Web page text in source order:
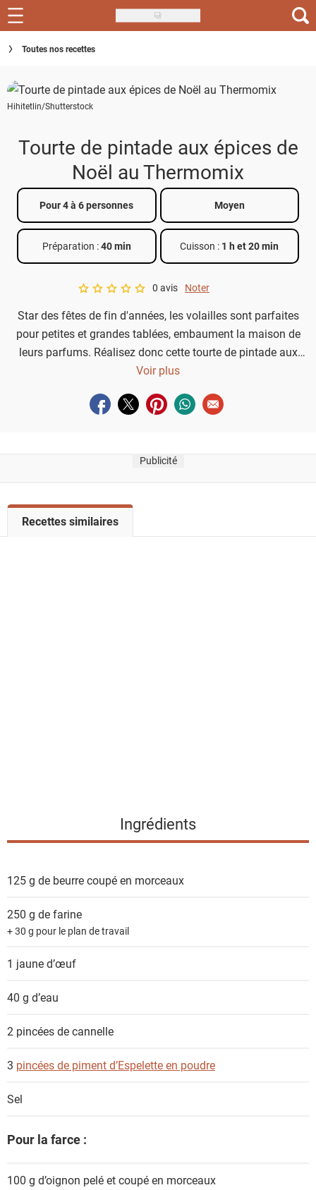
Skip
to
main
Recettes
Inspirations
Conseils
Menu de la semaine
Téléchargez l'app Saveurs Recettes
Index des recettes
Guide d'achat
Toutes nos recettes
Hihitetlin/Shutterstock
Tourte de pintade aux épices de
Noël au Thermomix
Pour 4 à 6 personnes Moyen
Préparation :40 min Cuisson : 1 h et 20 min
A star rating of 0 out of 5.
0 avis Noter
Star des fêtes de fin d'années, les volailles sont parfaites
pour petites et grandes tablées, embaument la maison de
leurs parfums. Réalisez donc cette tourte de pintade aux
épices de Noël.
Voir plus
Partager sur facebook
Partager sur twitter
Partager sur pinterest
Partager sur whatsapp
Envoyer à un ami
Publicité
o
s
Recettes similaires
Ingrédients
125 g de beurre coupé en morceaux
250 g de farine
+ 30 g pour le plan de travail
1 jaune d’œuf
40 g d’eau
2 pincées de cannelle
3 pincées de piment d’Espelette en poudre
Sel
Pour la farce :
100 g d’oignon pelé et coupé en morceaux